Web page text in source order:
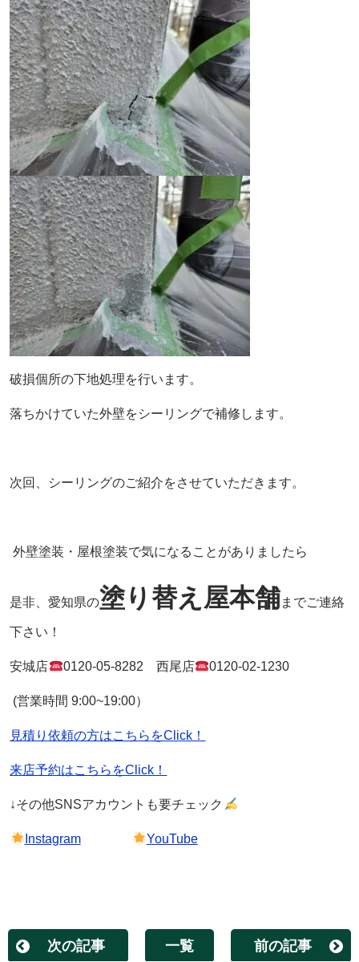
破損個所の下地処理を行います。
落ちかけていた外壁をシーリングで補修します。
次回、シーリングのご紹介をさせていただきます。
外壁塗装・屋根塗装で気になることがありましたら
是非、愛知県の塗り替え屋本舗までご連絡
下さい！
安城店 0120-05-8282 西尾店 0120-02-1230
(営業時間 9:00~19:00）
見積り依頼の方はこちらをClick！
来店予約はこちらをClick！
↓その他SNSアカウントも要チェック
Instagram YouTube
次の記事 一覧 前の記事